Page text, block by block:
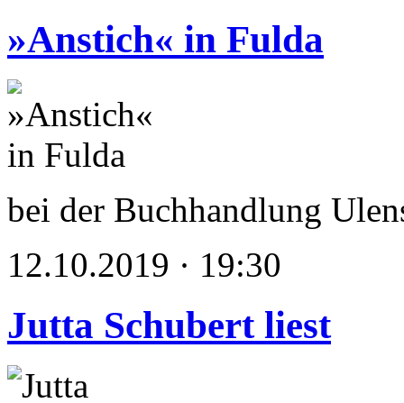
»Anstich« in Fulda
bei der Buchhandlung
12.10.2019 · 19:30
Jutta Schubert liest